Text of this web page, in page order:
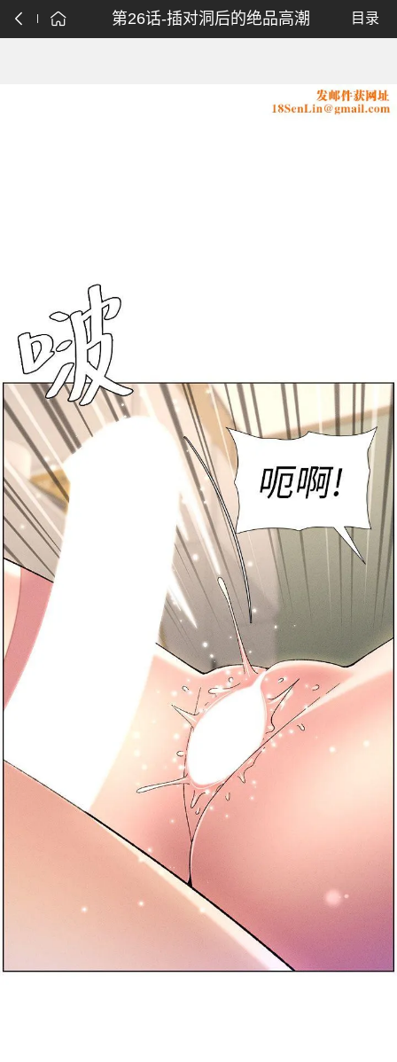
第26话-插对洞后的绝品高潮 目录